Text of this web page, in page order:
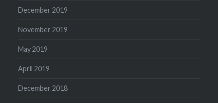
December 2019
November 2019
May 2019
April 2019
December 2018